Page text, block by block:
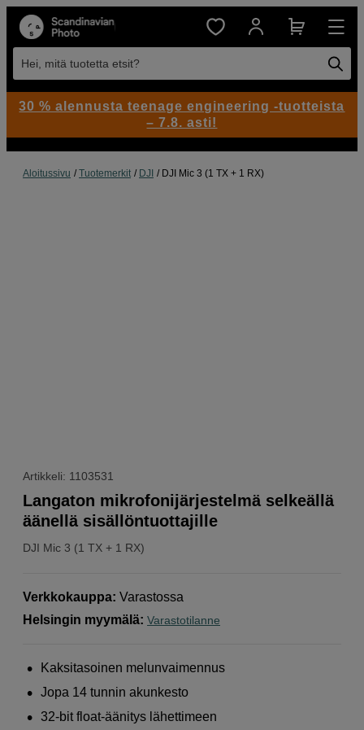
Hei, mitä tuotetta etsit?
Aloitussivu Tuotemerkit DJI DJI Mic 3 (1 TX + 1 RX)
Artikkeli: 1103531
DJI Mic 3 (1 TX + 1 RX)
Langaton mikrofonijärjestelmä selkeällä
äänellä sisällöntuottajille
Verkkokauppa: Varastossa
Helsingin myymälä: Varastotilanne
Kaksitasoinen melunvaimennus
Jopa 14 tunnin akunkesto
32-bit float-äänitys lähettimeen
30 % alennusta teenage engineering -tuotteista
– 7.8. asti!